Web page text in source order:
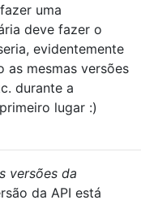
uma
deve fazer o
evidentemente
as mesmas versões
durante a
lugar :)
versões da
da API está